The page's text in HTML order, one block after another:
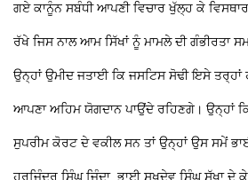
ਗਏ ਕਾਨੂੰਨ ਸਬੰਧੀ ਆਪਣੀ ਵਿਚਾਰ ਖੁੱਲ੍ਹ ਕੇ
ਰੱਖੇ ਜਿਸ ਨਾਲ ਆਮ ਸਿੱਖਾਂ ਨੂੰ ਮਾਮਲੇ ਦੀ ਗੰਭੀਰਤਾ
ਉਨ੍ਹਾਂ ਉਮੀਦ ਜਤਾਈ ਕਿ ਜਸਟਿਸ ਸੋਢੀ ਇਸੇ ਤਰ੍ਹਾਂ
ਆਪਣਾ ਅਹਿਮ ਯੋਗਦਾਨ ਪਾਉਂਦੇ ਰਹਿਣਗੇ। ਉਨ੍ਹਾਂ
ਸੁਪਰੀਮ ਕੋਰਟ ਦੇ ਵਕੀਲ ਸਨ ਤਾਂ ਉਨ੍ਹਾਂ ਉਸ ਸਮੇਂ
ਹਰਜਿੰਦਰ ਸਿੰਘ ਜਿੰਦਾ, ਭਾਈ ਸੁਖਦੇਵ ਸਿੰਘ ਸੁੱਖਾ ਦੇ